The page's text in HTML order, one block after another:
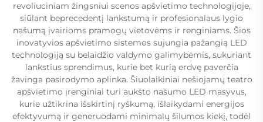
revoliuciniam žingsniui scenos apšvietimo technologijoje,
siūlant beprecedentį lankstumą ir profesionalaus lygio
našumą įvairioms pramogų vietovėms ir renginiams. Šios
inovatyvios apšvietimo sistemos sujungia pažangią LED
technologiją su belaidžio valdymo galimybėmis, sukuriant
lankstius sprendimus, kurie bet kurią erdvę paverčia
žavinga pasirodymo aplinka. Šiuolaikiniai nešiojamų teatro
apšvietimo įrenginiai turi aukšto našumo LED masyvus,
kurie užtikrina išskirtinį ryškumą, išlaikydami energijos
efektyvumą ir generuodami minimalų šilumos kiekį, todėl